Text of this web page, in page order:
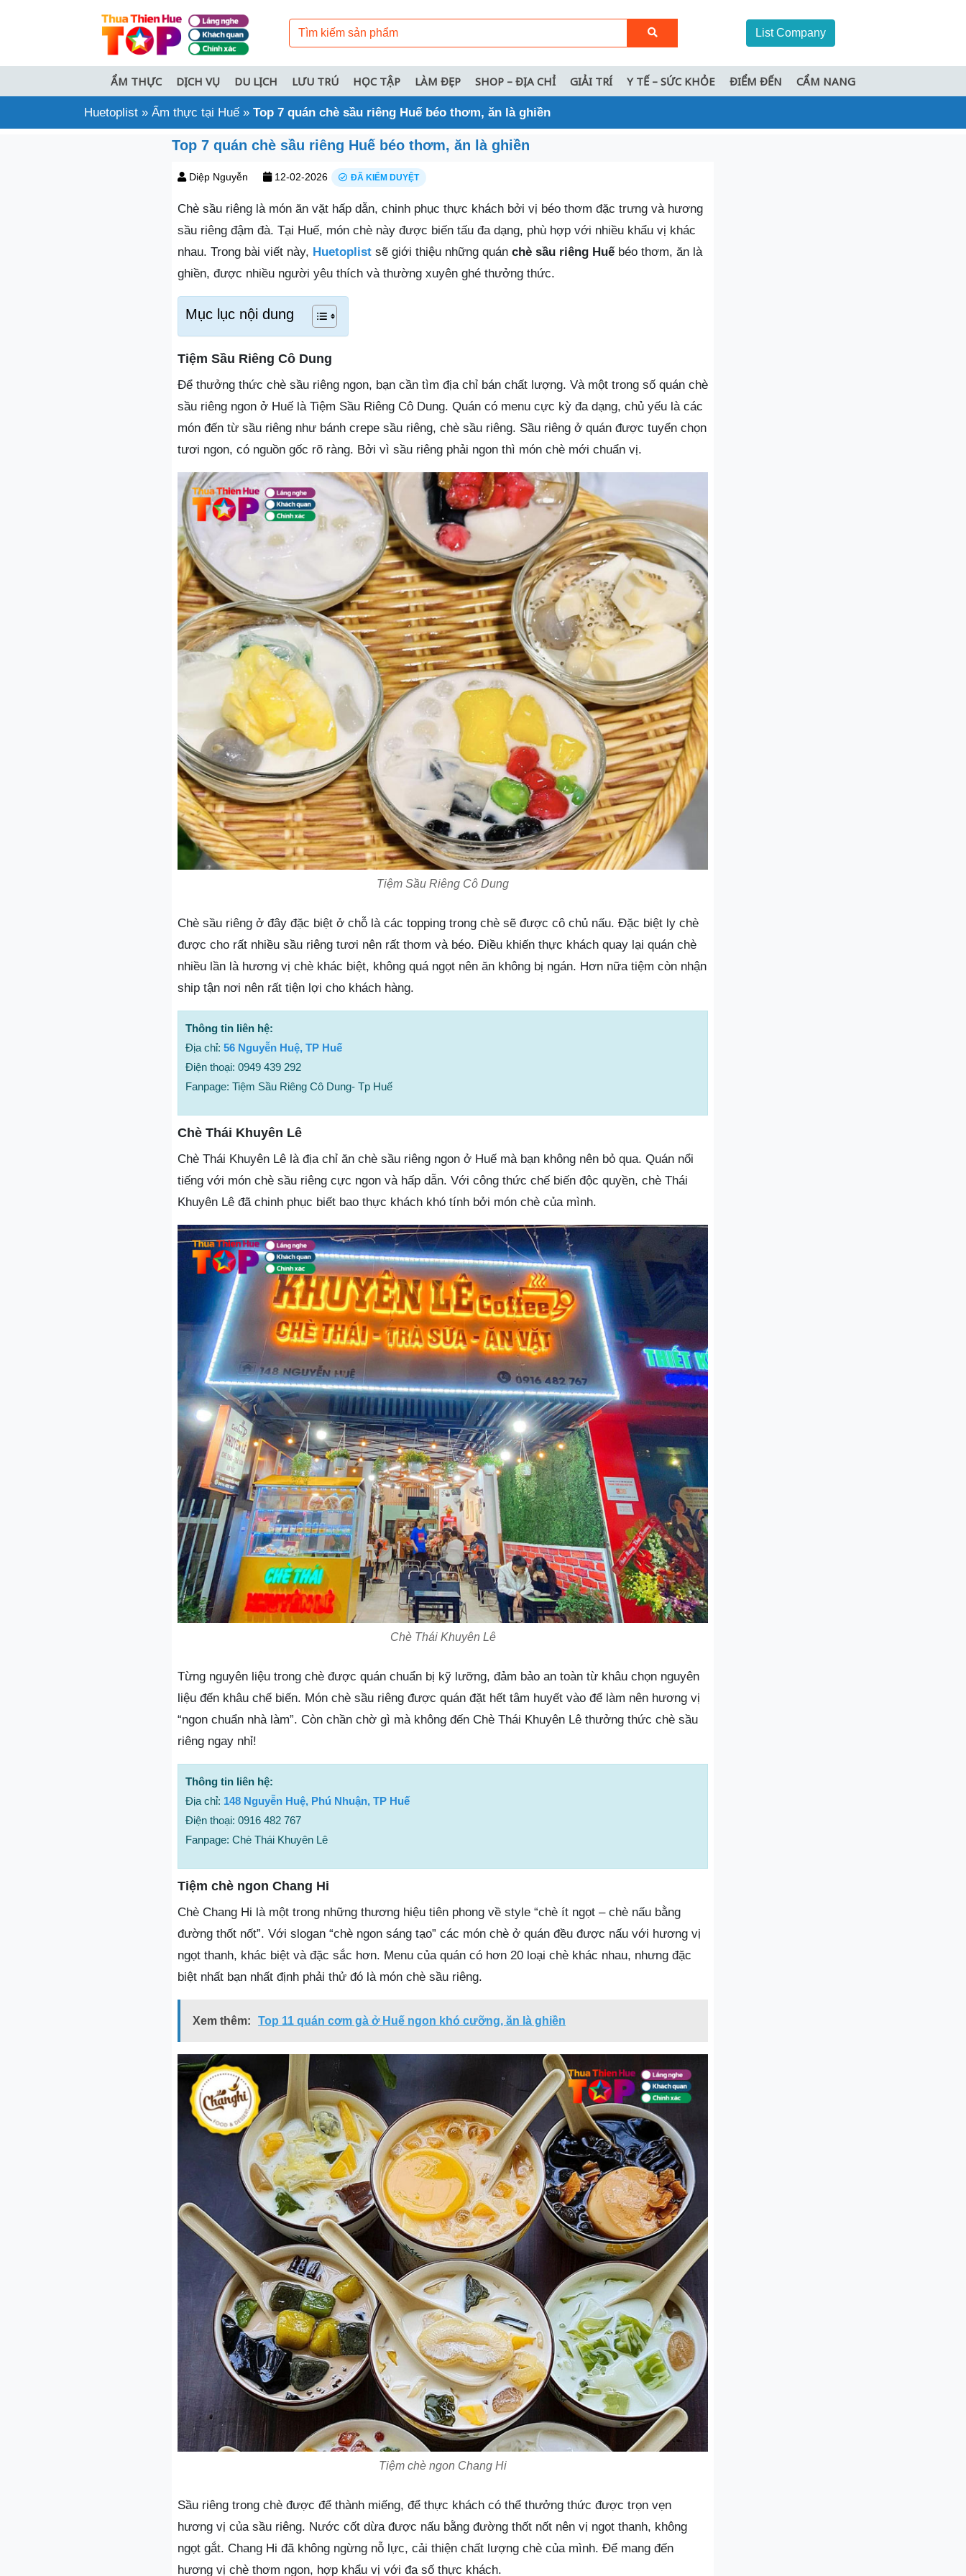
List Company
ẨM THỰC DỊCH VỤ DU LỊCH LƯU TRÚ HỌC TẬP LÀM ĐẸP SHOP – ĐỊA CHỈ GIẢI TRÍ Y TẾ – SỨC KHỎE ĐIỂM ĐẾN CẨM NANG
Huetoplist » Ẩm thực tại Huế » Top 7 quán chè sầu riêng Huế béo thơm, ăn là ghiền
Top 7 quán chè sầu riêng Huế béo thơm, ăn là ghiền
Diệp Nguyễn 12-02-2026 ĐÃ KIỂM DUYỆT
Chè sầu riêng là món ăn vặt hấp dẫn, chinh phục thực khách bởi vị béo thơm đặc trưng và hương
sầu riêng đậm đà. Tại Huế, món chè này được biến tấu đa dạng, phù hợp với nhiều khẩu vị khác
nhau. Trong bài viết này, Huetoplist sẽ giới thiệu những quán chè sầu riêng Huếbéo thơm, ăn là
ghiền, được nhiều người yêu thích và thường xuyên ghé thưởng thức.
Mục lục nội dung
Tiệm Sầu Riêng Cô Dung
Để thưởng thức chè sầu riêng ngon, bạn cần tìm địa chỉ bán chất lượng. Và một trong số quán chè
sầu riêng ngon ở Huế là Tiệm Sầu Riêng Cô Dung. Quán có menu cực kỳ đa dạng, chủ yếu là các
món đến từ sầu riêng như bánh crepe sầu riêng, chè sầu riêng. Sầu riêng ở quán được tuyển chọn
tươi ngon, có nguồn gốc rõ ràng. Bởi vì sầu riêng phải ngon thì món chè mới chuẩn vị.
Tiệm Sầu Riêng Cô Dung
Chè sầu riêng ở đây đặc biệt ở chỗ là các topping trong chè sẽ được cô chủ nấu. Đặc biệt ly chè
được cho rất nhiều sầu riêng tươi nên rất thơm và béo. Điều khiến thực khách quay lại quán chè
nhiều lần là hương vị chè khác biệt, không quá ngọt nên ăn không bị ngán. Hơn nữa tiệm còn nhận
ship tận nơi nên rất tiện lợi cho khách hàng.
Thông tin liên hệ:
Địa chỉ: 56 Nguyễn Huệ, TP Huế
Điện thoại: 0949 439 292
Fanpage: Tiệm Sầu Riêng Cô Dung- Tp Huế
Chè Thái Khuyên Lê
Chè Thái Khuyên Lê là địa chỉ ăn chè sầu riêng ngon ở Huế mà bạn không nên bỏ qua. Quán nổi
tiếng với món chè sầu riêng cực ngon và hấp dẫn. Với công thức chế biến độc quyền, chè Thái
Khuyên Lê đã chinh phục biết bao thực khách khó tính bởi món chè của mình.
Chè Thái Khuyên Lê
Từng nguyên liệu trong chè được quán chuẩn bị kỹ lưỡng, đảm bảo an toàn từ khâu chọn nguyên
liệu đến khâu chế biến. Món chè sầu riêng được quán đặt hết tâm huyết vào để làm nên hương vị
“ngon chuẩn nhà làm”. Còn chần chờ gì mà không đến Chè Thái Khuyên Lê thưởng thức chè sầu
riêng ngay nhỉ!
Thông tin liên hệ:
Địa chỉ: 148 Nguyễn Huệ, Phú Nhuận, TP Huế
Điện thoại: 0916 482 767
Fanpage: Chè Thái Khuyên Lê
Tiệm chè ngon Chang Hi
Chè Chang Hi là một trong những thương hiệu tiên phong về style “chè ít ngọt – chè nấu bằng
đường thốt nốt”. Với slogan “chè ngon sáng tạo” các món chè ở quán đều được nấu với hương vị
ngọt thanh, khác biệt và đặc sắc hơn. Menu của quán có hơn 20 loại chè khác nhau, nhưng đặc
biệt nhất bạn nhất định phải thử đó là món chè sầu riêng.
Xem thêm: Top 11 quán cơm gà ở Huế ngon khó cưỡng, ăn là ghiền
Tiệm chè ngon Chang Hi
Sầu riêng trong chè được để thành miếng, để thực khách có thể thưởng thức được trọn vẹn
hương vị của sầu riêng. Nước cốt dừa được nấu bằng đường thốt nốt nên vị ngọt thanh, không
ngọt gắt. Chang Hi đã không ngừng nỗ lực, cải thiện chất lượng chè của mình. Để mang đến
hương vị chè thơm ngon, hợp khẩu vị với đa số thực khách.